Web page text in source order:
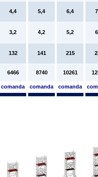
4,4
3,2
132
6466
comanda
5,4
4,2
141
8740
comanda
6,4
5,2
215
10261
comanda